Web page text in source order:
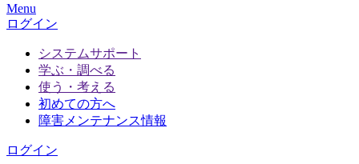
Menu
ログイン
システムサポート
学ぶ・調べる
使う・考える
初めての方へ
障害メンテナンス情報
ログイン